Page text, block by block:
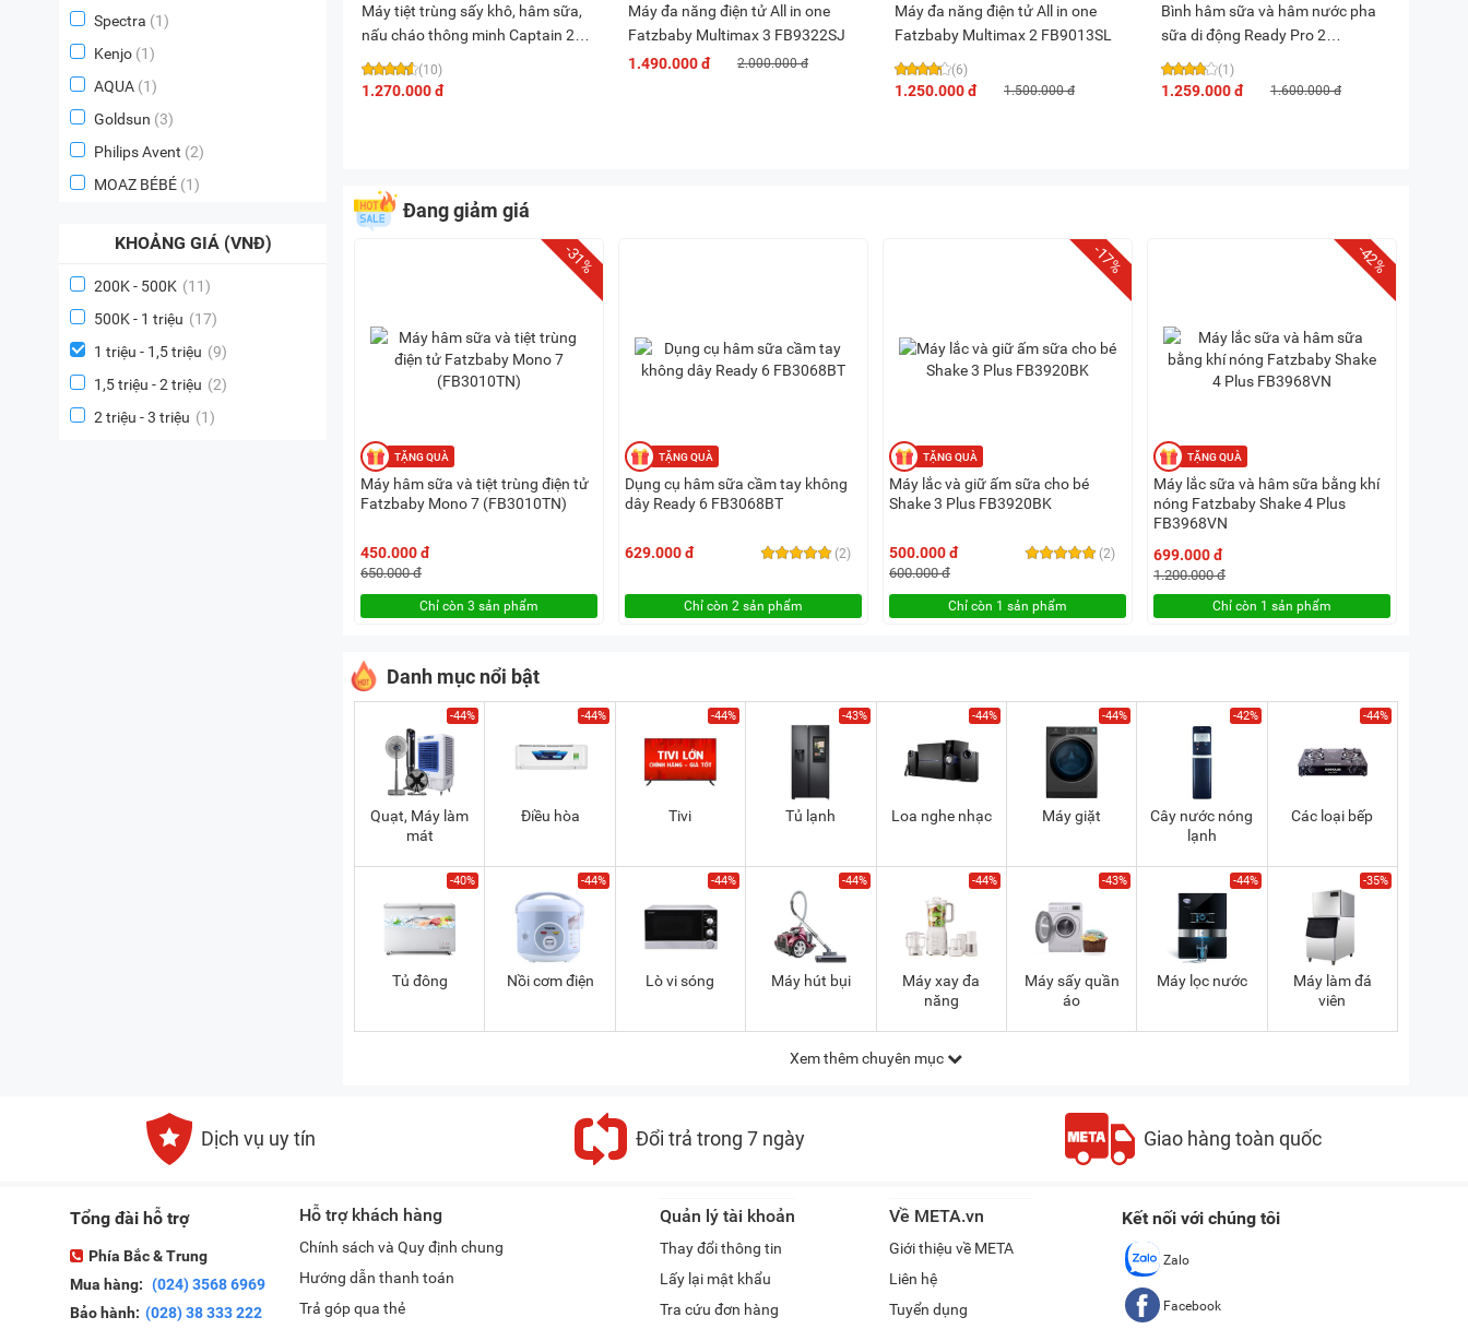
Spectra (1)
Kenjo (1)
AQUA (1)
Goldsun (3)
Philips Avent (2)
MOAZ BÉBÉ (1)
KHOẢNG GIÁ (VNĐ)
200K - 500K (11)
500K - 1 triệu (17)
1 triệu - 1,5 triệu (9)
1,5 triệu - 2 triệu (2)
2 triệu - 3 triệu (1)
Máy tiệt trùng sấy khô, hâm sữa,
nấu cháo thông minh Captain 2
FB4315SL
(10)
1.270.000 đ
Máy đa năng điện tử All in one
Fatzbaby Multimax 3 FB9322SJ
1.490.000 đ
2.000.000 đ
Máy đa năng điện tử All in one
Fatzbaby Multimax 2 FB9013SL
(6)
1.250.000 đ 1.500.000 đ
Bình hâm sữa và hâm nước pha
sữa di động Ready Pro 2
FB3827FD
(1)
1.259.000 đ 1.600.000 đ
Đang giảm giá
-31%
Máy hâm sữa và tiệt trùng điện tử
Fatzbaby Mono 7 (FB3010TN)
450.000 đ
650.000 đ
Chỉ còn 3 sản phẩm
Dụng cụ hâm sữa cầm tay không
dây Ready 6 FB3068BT
(2)
629.000 đ
Chỉ còn 2 sản phẩm
-17%
Máy lắc và giữ ấm sữa cho bé
Shake 3 Plus FB3920BK
(2)
500.000 đ
600.000 đ
Chỉ còn 1 sản phẩm
-42%
Máy lắc sữa và hâm sữa bằng khí
nóng Fatzbaby Shake 4 Plus
FB3968VN
699.000 đ
1.200.000 đ
Chỉ còn 1 sản phẩm
Danh mục nổi bật
-44%
Quạt, Máy làm
mát
-44%
Điều hòa
-44%
Tivi
-43%
Tủ lạnh
-44%
Loa nghe nhạc
-44%
Máy giặt
-42%
Cây nước nóng
lạnh
-44%
Các loại bếp
-40%
Tủ đông
-44%
Nồi cơm điện
-44%
Lò vi sóng
-44%
Máy hút bụi
-44%
Máy xay đa
năng
-43%
Máy sấy quần
áo
-44%
Máy lọc nước
-35%
Máy làm đá
viên
Xem thêm chuyên mục
Dịch vụ uy tín Đổi trả trong 7 ngày Giao hàng toàn quốc
Tổng đài hỗ trợ
Phía Bắc & Trung
Mua hàng: (024) 3568 6969
Bảo hành: (028) 38 333 222
Kết nối với chúng tôi
Zalo
Facebook
Hỗ trợ khách hàng
Chính sách và Quy định chung
Hướng dẫn thanh toán
Trả góp qua thẻ
Quản lý tài khoản
Thay đổi thông tin
Lấy lại mật khẩu
Tra cứu đơn hàng
Về META.vn
Giới thiệu về META
Liên hệ
Tuyển dụng